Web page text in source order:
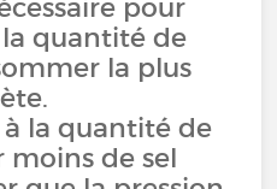
pour
quantité de
la plus
la quantité de
moins de sel